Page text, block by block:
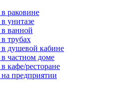
раковине
унитазе
в ванной
трубах
в душевой кабине
в частном доме
кафе/ресторане
на предприятии